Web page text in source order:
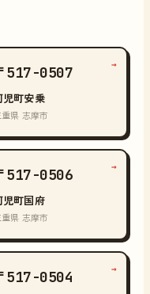
517-0507
児町安乗
重県 志摩市
→
517-0506
児町国府
重県 志摩市
→
517-0504 →